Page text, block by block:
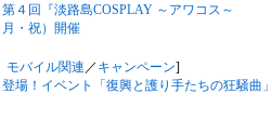
４回『淡路島COSPLAY ～アワコス～
月・祝）開催
モバイル関連 ／ キャンペーン]
場！イベント「復興と護り手たちの狂騒曲」